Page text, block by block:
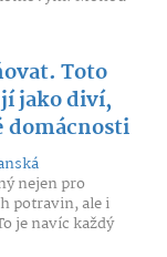
Toto
jako diví,
domácnosti
nejen pro
potravin, ale i
je navíc každý